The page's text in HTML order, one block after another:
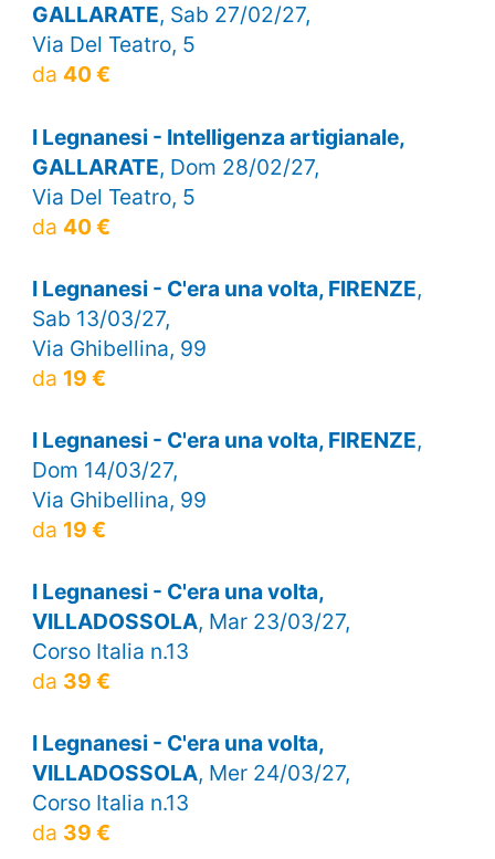
GALLARATE, Sab 27/02/27,
Via Del Teatro, 5
da 40 €
I Legnanesi - Intelligenza artigianale,
GALLARATE, Dom 28/02/27,
Via Del Teatro, 5
da 40 €
I Legnanesi - C'era una volta, FIRENZE,
Sab 13/03/27,
Via Ghibellina, 99
da 19 €
I Legnanesi - C'era una volta, FIRENZE,
Dom 14/03/27,
Via Ghibellina, 99
da 19 €
I Legnanesi - C'era una volta,
VILLADOSSOLA, Mar 23/03/27,
Corso Italia n.13
da 39 €
I Legnanesi - C'era una volta,
VILLADOSSOLA, Mer 24/03/27,
Corso Italia n.13
da 39 €